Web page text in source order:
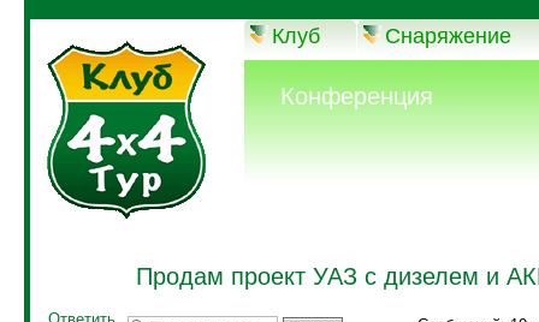
Клуб Снаряжение
Конференция
Продам проект УАЗ с дизелем и